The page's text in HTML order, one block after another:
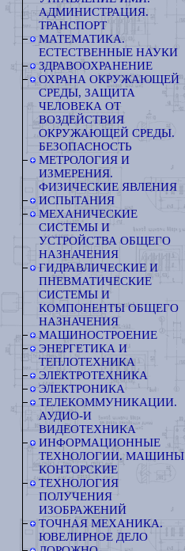
АДМИНИСТРАЦИЯ.
ТРАНСПОРТ
МАТЕМАТИКА.
ЕСТЕСТВЕННЫЕ НАУКИ
ЗДРАВООХРАНЕНИЕ
ОХРАНА ОКРУЖАЮЩЕЙ
СРЕДЫ, ЗАЩИТА
ЧЕЛОВЕКА ОТ
ВОЗДЕЙСТВИЯ
ОКРУЖАЮЩЕЙ СРЕДЫ.
БЕЗОПАСНОСТЬ
МЕТРОЛОГИЯ И
ИЗМЕРЕНИЯ.
ФИЗИЧЕСКИЕ ЯВЛЕНИЯ
ИСПЫТАНИЯ
МЕХАНИЧЕСКИЕ
СИСТЕМЫ И
УСТРОЙСТВА ОБЩЕГО
НАЗНАЧЕНИЯ
ГИДРАВЛИЧЕСКИЕ И
ПНЕВМАТИЧЕСКИЕ
СИСТЕМЫ И
КОМПОНЕНТЫ ОБЩЕГО
НАЗНАЧЕНИЯ
МАШИНОСТРОЕНИЕ
ЭНЕРГЕТИКА И
ТЕПЛОТЕХНИКА
ЭЛЕКТРОТЕХНИКА
ЭЛЕКТРОНИКА
ТЕЛЕКОММУНИКАЦИИ.
АУДИО-И
ВИДЕОТЕХНИКА
ИНФОРМАЦИОННЫЕ
ТЕХНОЛОГИИ. МАШИНЫ
КОНТОРСКИЕ
ТЕХНОЛОГИЯ
ПОЛУЧЕНИЯ
ИЗОБРАЖЕНИЙ
ТОЧНАЯ МЕХАНИКА.
ЮВЕЛИРНОЕ ДЕЛО